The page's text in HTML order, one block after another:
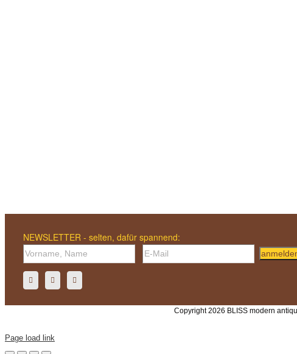
NEWSLETTER - selten, dafür spannend:
Copyright 2026 BLISS modern
Page load link